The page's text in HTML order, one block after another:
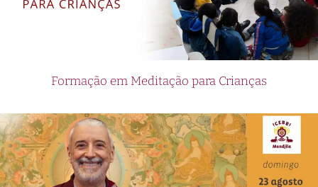
Formação em Meditação para Crianças